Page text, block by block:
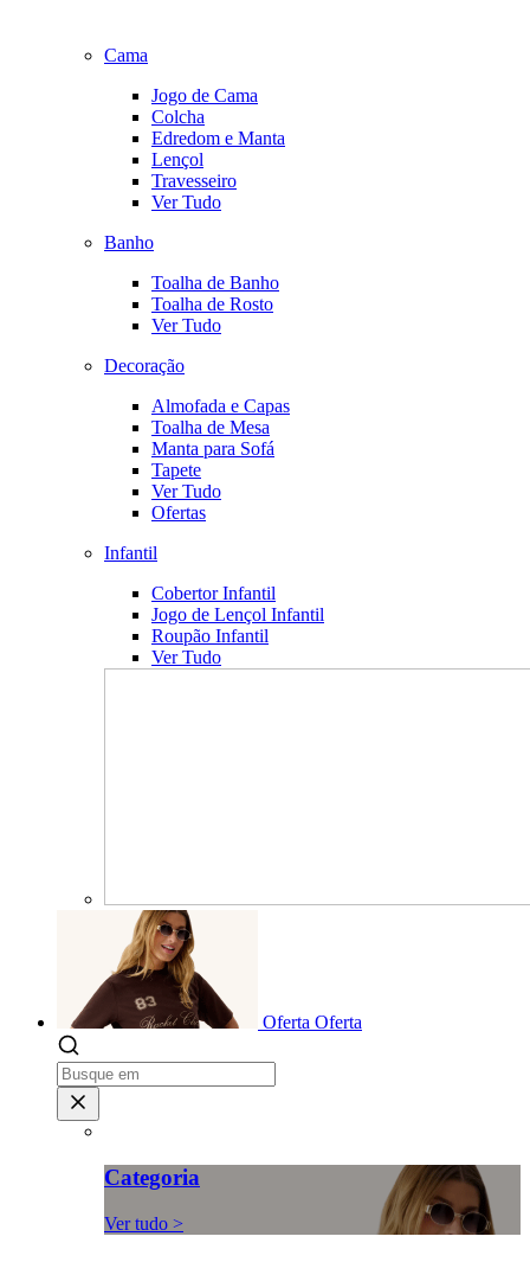
Cama
Jogo de Cama
Colcha
Edredom e Manta
Lençol
Travesseiro
Ver Tudo
Banho
Toalha de Banho
Toalha de Rosto
Ver Tudo
Decoração
Almofada e Capas
Toalha de Mesa
Manta para Sofá
Tapete
Ver Tudo
Ofertas
Infantil
Cobertor Infantil
Jogo de Lençol Infantil
Roupão Infantil
Ver Tudo
Oferta Oferta
Categoria
Ver tudo >